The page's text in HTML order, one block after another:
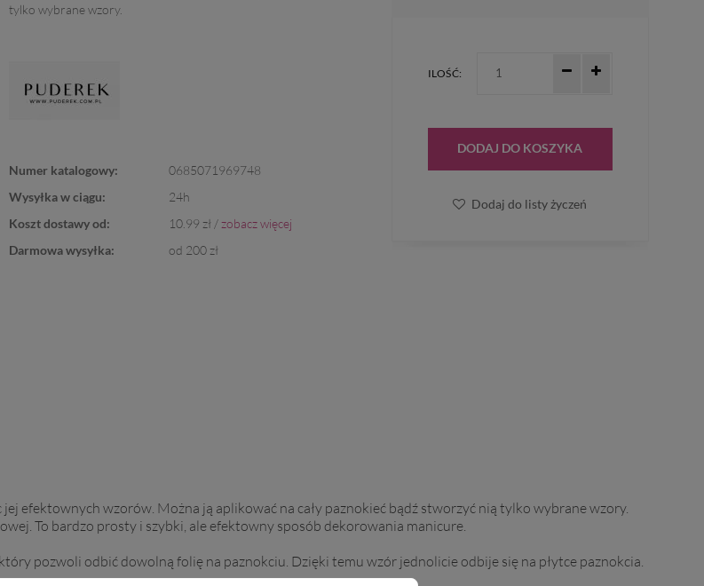
tylko wybrane wzory.
Numer katalogowy:
0685071969748
Wysyłka w ciągu:
24h
Koszt dostawy od:
10.99 zł /zobacz więcej
Darmowa wysyłka:
od 200 zł
ILOŚĆ:
DODAJ DO KOSZYKA
Dodaj do listy życzeń
efektownych wzorów. Można ją aplikować na cały paznokieć bądź stworzyć nią tylko wybrane wzory.
To bardzo prosty i szybki, ale efektowny sposób dekorowania manicure.
, który pozwoli odbić dowolną folię na paznokciu. Dzięki temu wzór jednolicie odbije się na płytce paznokcia.